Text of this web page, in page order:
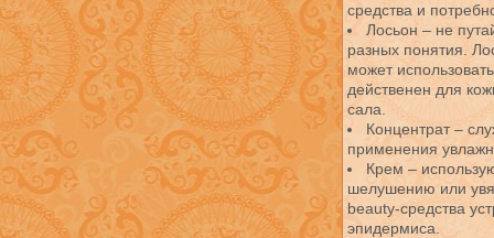
средства и
Лосьон – не
разных понятия.
может
действенен для
сала.
Концентрат –
применения
Крем –
шелушению или
beauty-средства
эпидермиса.